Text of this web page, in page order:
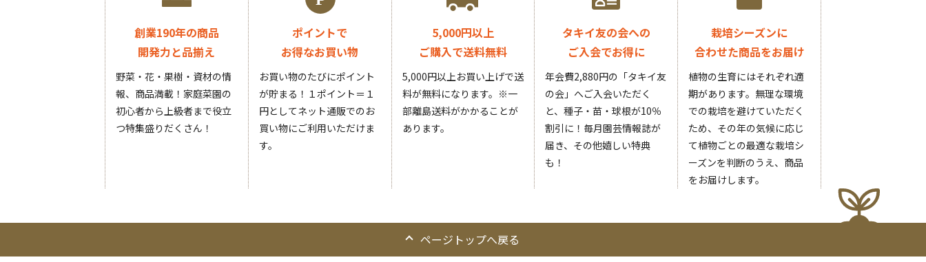
創業190年の商品
開発力と品揃え
野菜・花・果樹・資材の情
報、商品満載！家庭菜園の
初心者から上級者まで役立
つ特集盛りだくさん！
ポイントで
お得なお買い物
お買い物のたびにポイント
が貯まる！１ポイント＝１
円としてネット通販でのお
買い物にご利用いただけま
す。
5,000円以上
ご購入で送料無料
5,000円以上お買い上げで送
料が無料になります。 ※一
部離島送料がかかることが
あります。
タキイ友の会への
ご入会でお得に
年会費2,880円の「タキイ友
の会」へご入会いただく
と、種子・苗・球根が10％
割引に！毎月園芸情報誌が
届き、その他嬉しい特典
も！
栽培シーズンに
合わせた商品をお届け
植物の生育にはそれぞれ適
期があります。無理な環境
での栽培を避けていただく
ため、その年の気候に応じ
て植物ごとの最適な栽培シ
ーズンを判断のうえ、商品
をお届けします。
ページトップへ戻る